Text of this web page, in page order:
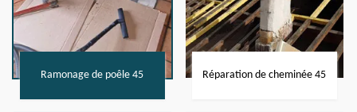
Ramonage de poêle 45 Réparation de cheminée 45